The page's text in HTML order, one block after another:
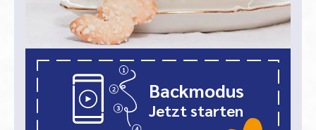
Backmodus
Jetzt starten